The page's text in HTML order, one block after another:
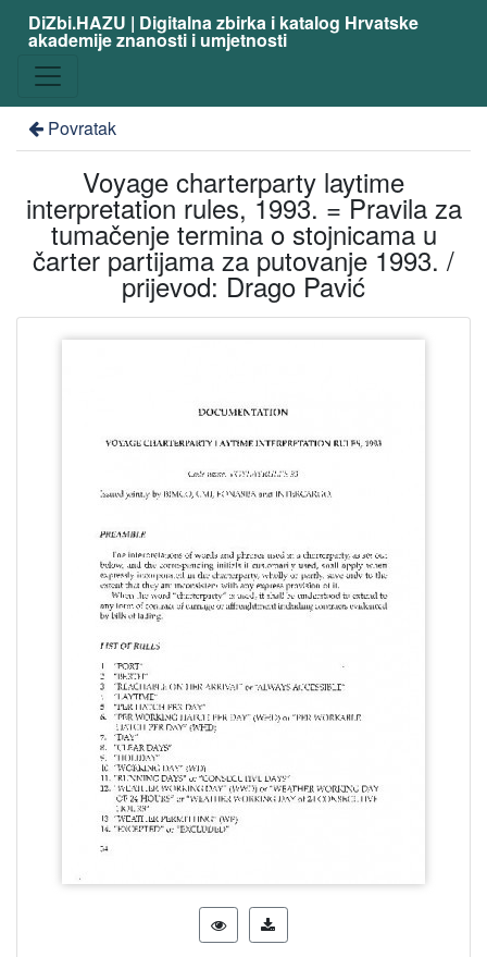
DiZbi.HAZU | Digitalna zbirka i katalog Hrvatske
akademije znanosti i umjetnosti
Povratak
Voyage charterparty laytime
interpretation rules, 1993. = Pravila za
tumačenje termina o stojnicama u
čarter partijama za putovanje 1993. /
prijevod: Drago Pavić